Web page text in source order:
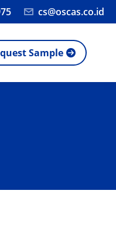
cs@oscas.co.id
Sample